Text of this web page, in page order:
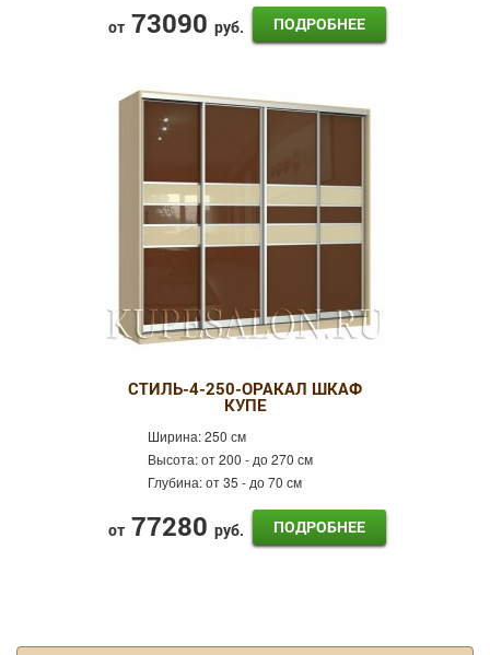
от 73090 руб. ПОДРОБНЕЕ
СТИЛЬ-4-250-ОРАКАЛ ШКАФ
КУПЕ
Ширина:250 см
Высота:от 200 - до 270 см
Глубина:от 35 - до 70 см
от 77280 руб. ПОДРОБНЕЕ